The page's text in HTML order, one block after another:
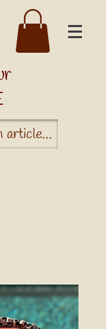
article...